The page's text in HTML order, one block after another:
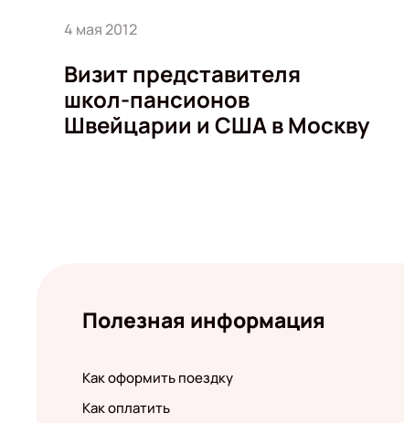
4 мая 2012
Визит представителя
школ-пансионов
Швейцарии и США в Москву
Полезная информация
Как оформить поездку
Как оплатить